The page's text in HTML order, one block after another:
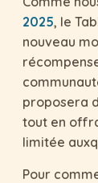
2025, le
nouveau
proposera
tout en
limitée
Pour